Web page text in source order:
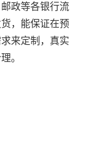
政等各银行流
，能保证在预
来定制，真实
。